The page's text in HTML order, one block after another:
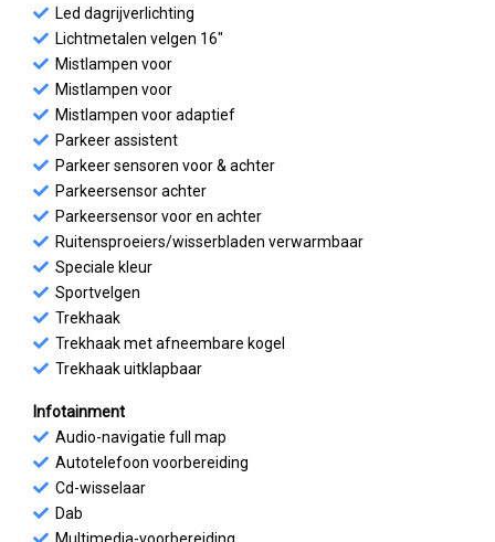
Led dagrijverlichting
Lichtmetalen velgen 16"
Mistlampen voor
Mistlampen voor
Mistlampen voor adaptief
Parkeer assistent
Parkeer sensoren voor & achter
Parkeersensor achter
Parkeersensor voor en achter
Ruitensproeiers/wisserbladen verwarmbaar
Speciale kleur
Sportvelgen
Trekhaak
Trekhaak met afneembare kogel
Trekhaak uitklapbaar
Infotainment
Audio-navigatie full map
Autotelefoon voorbereiding
Cd-wisselaar
Dab